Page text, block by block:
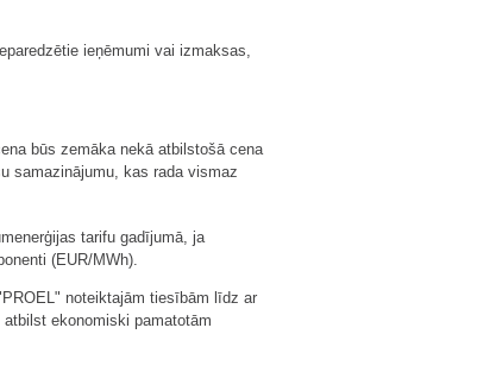
ieņēmumi vai izmaksas,
būs zemāka nekā atbilstošā cena
samazinājumu, kas rada vismaz
tarifu gadījumā, ja
(EUR/MWh).
noteiktajām tiesībām līdz ar
ekonomiski pamatotām